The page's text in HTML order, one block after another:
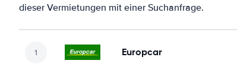
dieser Vermietungen mit einer Suchanfrage.
Europcar